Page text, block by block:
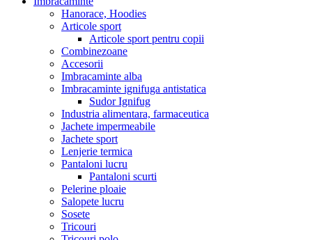
Hanorace, Hoodies
Articole sport
Articole sport pentru copii
Combinezoane
Accesorii
Imbracaminte alba
Imbracaminte ignifuga antistatica
Sudor Ignifug
Industria alimentara, farmaceutica
Jachete impermeabile
Jachete sport
Lenjerie termica
Pantaloni lucru
Pantaloni scurti
Pelerine ploaie
Salopete lucru
Sosete
Tricouri